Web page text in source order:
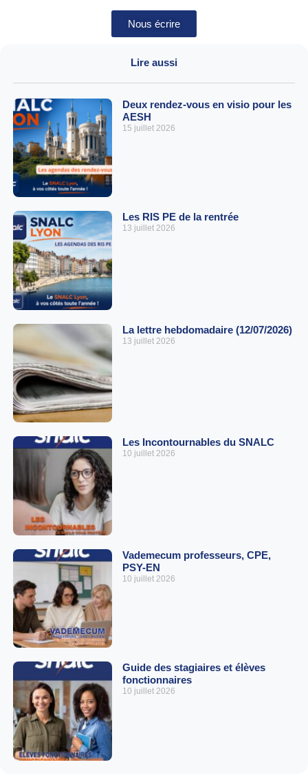
Nous écrire
Lire aussi
Deux rendez-vous en visio pour les
AESH
15 juillet 2026
Les RIS PE de la rentrée
13 juillet 2026
La lettre hebdomadaire (12/07/2026)
13 juillet 2026
Les Incontournables du SNALC
10 juillet 2026
Vademecum professeurs, CPE,
PSY-EN
10 juillet 2026
Guide des stagiaires et élèves
fonctionnaires
10 juillet 2026